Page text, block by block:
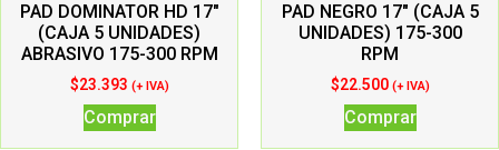
PAD DOMINATOR HD 17″
(CAJA 5 UNIDADES)
ABRASIVO 175-300 RPM
$23.393 (+ IVA)
Comprar
PAD NEGRO 17″ (CAJA 5
UNIDADES) 175-300
RPM
$22.500 (+ IVA)
Comprar